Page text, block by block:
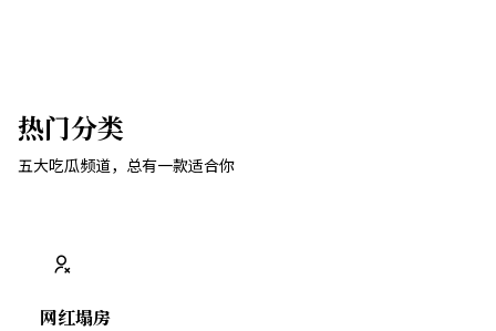
热门分类
五大吃瓜频道，总有一款适合你
网红塌房